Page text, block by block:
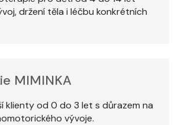
držení těla i léčbu konkrétních
MIMINKA
klienty od 0 do 3 let s důrazem na
vývoje.